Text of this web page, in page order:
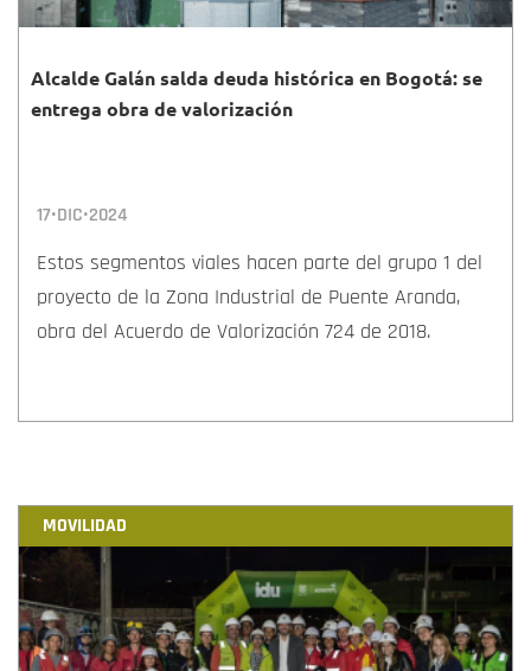
Alcalde Galán salda deuda histórica en Bogotá: se
entrega obra de valorización
17•DIC•2024
Estos segmentos viales hacen parte del grupo 1 del
proyecto de la Zona Industrial de Puente Aranda,
obra del Acuerdo de Valorización 724 de 2018.
MOVILIDAD